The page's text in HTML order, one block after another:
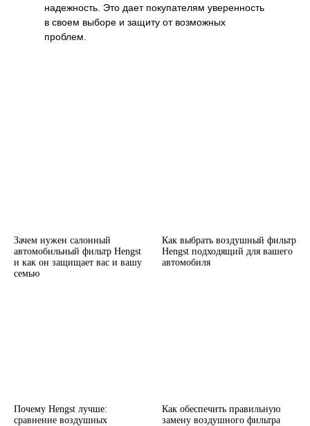
надежность. Это дает покупателям уверенность
в своем выборе и защиту от возможных
проблем.
Зачем нужен салонный
автомобильный фильтр Hengst
и как он защищает вас и вашу
семью
Как выбрать воздушный фильтр
Hengst подходящий для вашего
автомобиля
Почему Hengst лучше:
сравнение воздушных
Как обеспечить правильную
замену воздушного фильтра